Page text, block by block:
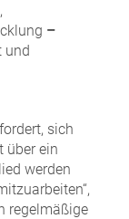
–
und
sich
über ein
werden
regelmäßige